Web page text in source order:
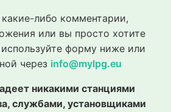
либо комментарии,
или вы просто хотите
используйте форму ниже или
через info@mylpg.eu
никакими станциями
службами, установщиками